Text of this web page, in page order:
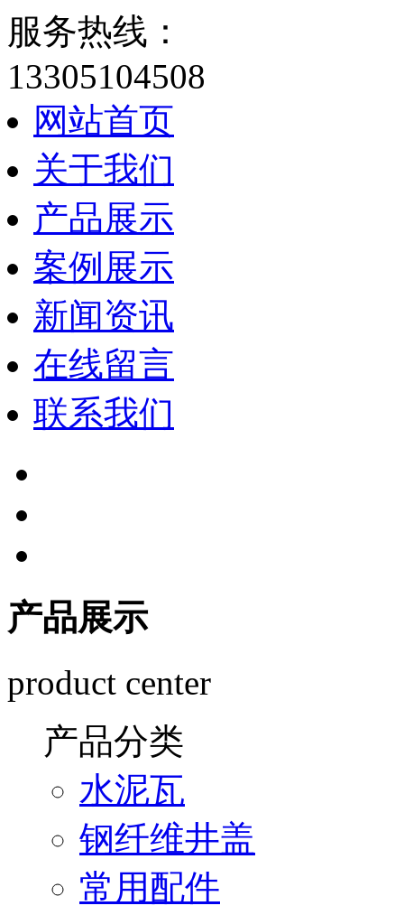
服务热线：
13305104508
网站首页
关于我们
产品展示
案例展示
新闻资讯
在线留言
联系我们
产品展示
product center
产品分类
水泥瓦
钢纤维井盖
常用配件